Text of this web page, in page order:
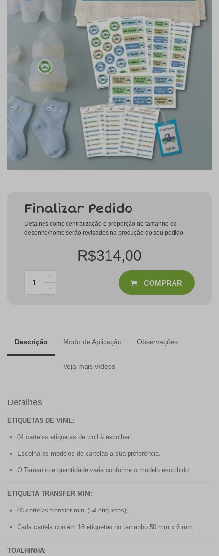
Finalizar Pedido
Detalhes como centralização e proporção de tamanho do
desenho/nome serão revisados na produção do seu pedido
R$314,00
COMPRAR
Descrição Modo de Aplicação Observações
Veja mais vídeos
Detalhes
ETIQUETAS DE VINIL:
04 cartelas etiquetas de vinil à escolher
Escolha os modelos de cartelas a sua preferência.
O Tamanho e quantidade varia conforme o modelo escolhido;
ETIQUETA TRANSFER MINI:
03 cartelas transfer mini (54 etiquetas);
Cada cartela contém 18 etiquetas no tamanho 50 mm x 6 mm.
TOALHINHA: